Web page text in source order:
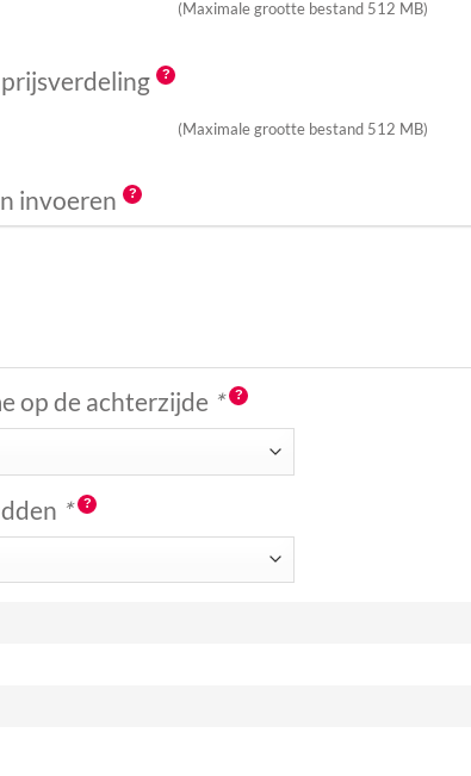
(Maximale grootte bestand 512 MB)
(Maximale grootte bestand 512 MB)
invoeren
op de achterzijde *
*